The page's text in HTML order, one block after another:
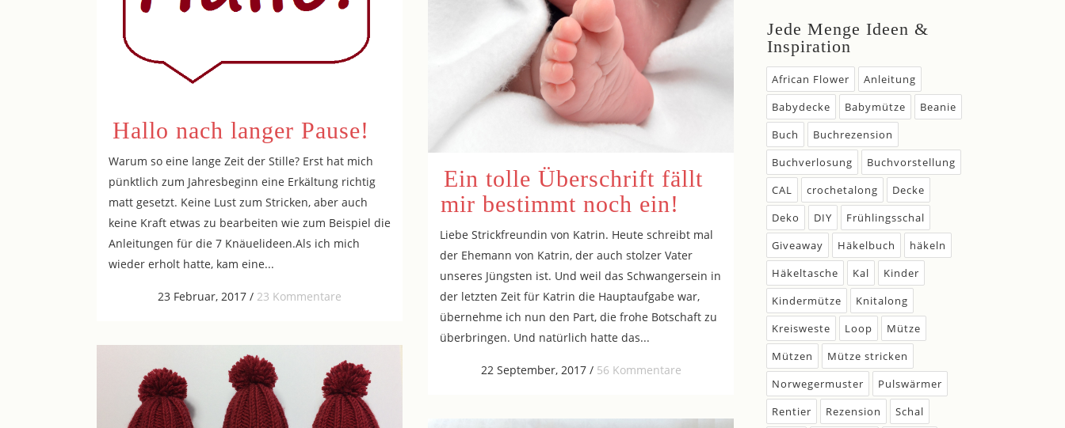
Ein tolle Überschrift fällt
mir bestimmt noch ein!
Liebe Strickfreundin von Katrin. Heute schreibt mal
der Ehemann von Katrin, der auch stolzer Vater
unseres Jüngsten ist. Und weil das Schwangersein in
der letzten Zeit für Katrin die Hauptaufgabe war,
übernehme ich nun den Part, die frohe Botschaft zu
überbringen. Und natürlich hatte das...
22 September, 2017/ 56 Kommentare
Hallo nach langer Pause!
Warum so eine lange Zeit der Stille? Erst hat mich
pünktlich zum Jahresbeginn eine Erkältung richtig
matt gesetzt. Keine Lust zum Stricken, aber auch
keine Kraft etwas zu bearbeiten wie zum Beispiel die
Anleitungen für die 7 Knäuelideen.Als ich mich
wieder erholt hatte, kam eine...
23 Februar, 2017 / 23 Kommentare
Jede Menge Ideen &
Inspiration
African Flower
Anleitung
Babydecke
Babymütze
Beanie
Buch
Buchrezension
Buchverlosung
Buchvorstellung
CAL
crochetalong
Decke
Deko
DIY
Frühlingsschal
Giveaway
Häkelbuch
häkeln
Häkeltasche
Kal
Kinder
Kindermütze
Knitalong
Kreisweste
Loop
Mütze
Mützen
Mütze stricken
Norwegermuster
Pulswärmer
Rentier
Rezension Schal